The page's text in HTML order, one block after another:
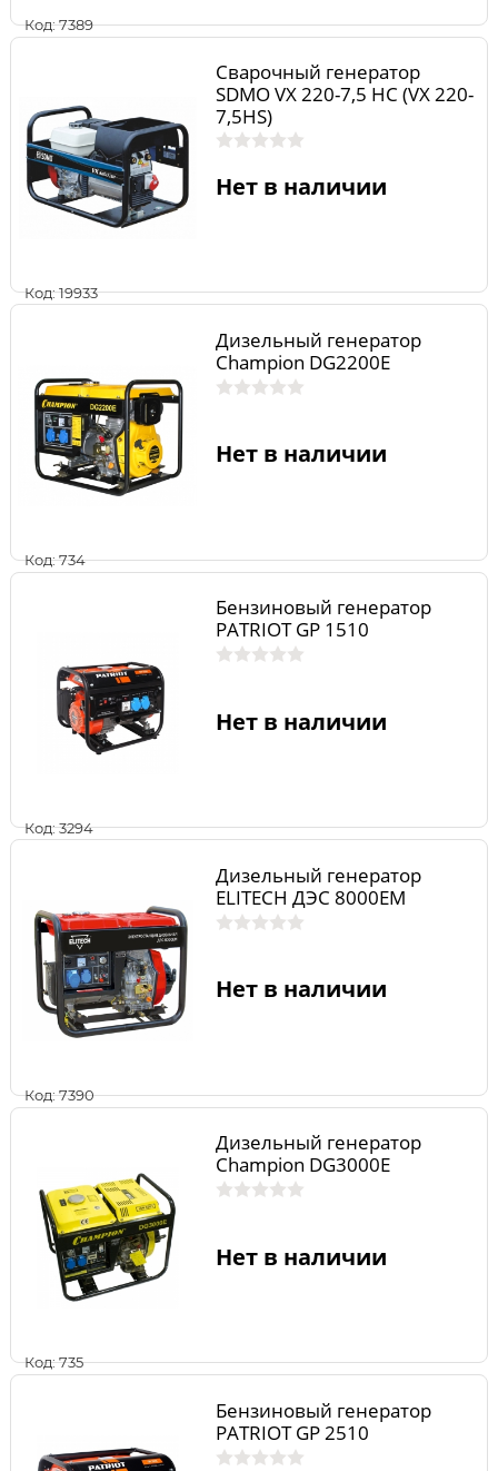
Код: 7389
Код: 19933
Сварочный генератор
SDMO VX 220-7,5 HC (VX 220-
7,5HS)
Нет в наличии
Код: 734
Дизельный генератор
Champion DG2200E
Нет в наличии
Код: 3294
Бензиновый генератор
PATRIOT GP 1510
Нет в наличии
Код: 7390
Дизельный генератор
ELITECH ДЭС 8000ЕМ
Нет в наличии
Код: 735
Дизельный генератор
Champion DG3000E
Нет в наличии
Бензиновый генератор
PATRIOT GP 2510